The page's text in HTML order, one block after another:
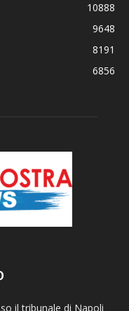
10888
9648
8191
6856
il tribunale di Napoli